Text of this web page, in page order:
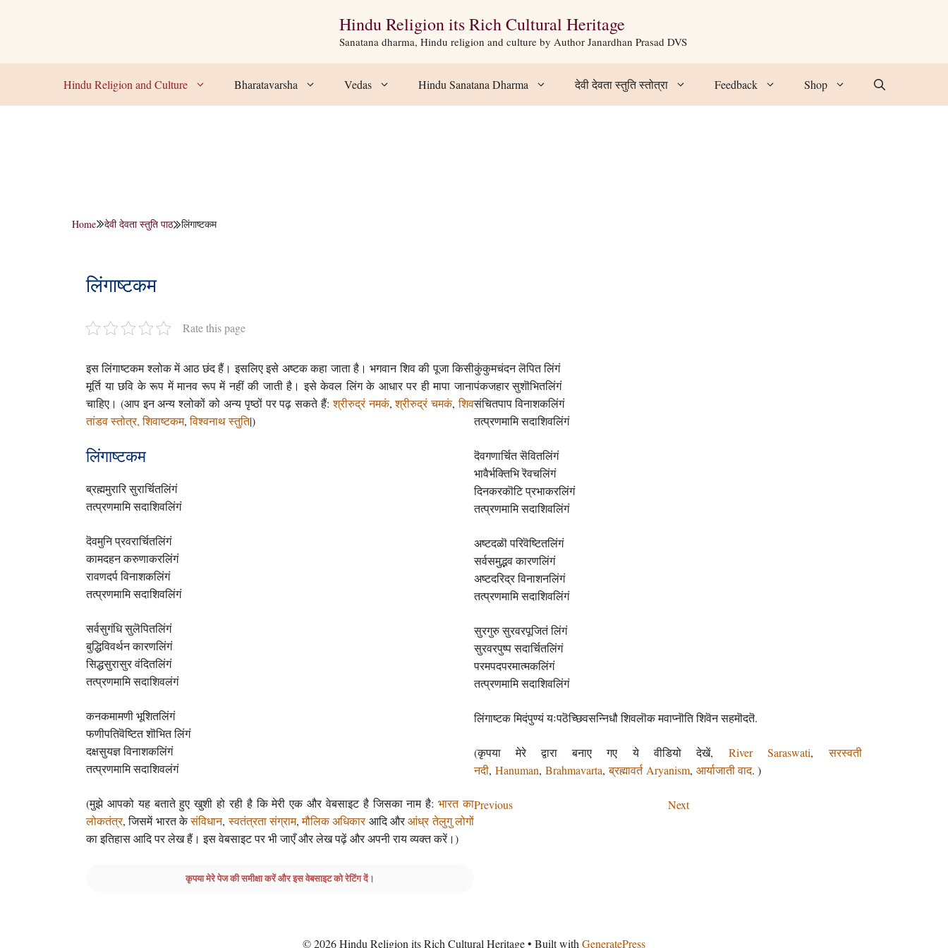
Hindu Religion its Rich Cultural Heritage
Sanatana dharma, Hindu religion and culture by Author Janardhan Prasad DVS
Hindu Religion and Culture Bharatavarsha Vedas Hindu Sanatana Dharma देवी देवता स्तुति स्तोत्रा Feedback Shop
Home देवी देवता स्तुति पाठ लिंगाष्टकम
लिंगाष्टकम
Rate this page
इस लिंगाष्टकम श्लोक में आठ छंद हैं। इसलिए इसे अष्टक कहा जाता है। भगवान शिव की पूजा किसी
मूर्ति या छवि के रूप में मानव रूप में नहीं की जाती है। इसे केवल लिंग के आधार पर ही मापा जाना
चाहिए। (आप इन अन्य श्लोकों को अन्य पृष्ठों पर पढ़ सकते हैं:श्रीरुद्रं नमकं,श्रीरुद्रं चमकं,शिव
तांडव स्तोत्र, शिवाष्टकम,विश्वनाथ स्तुति|)
लिंगाष्टकम
ब्रह्ममुरारि सुरार्चितलिंगं
तत्प्रणमामि सदाशिवलिंगं
दॆवमुनि प्रवरार्चितलिंगं
कामदहन करुणाकरलिंगं
रावणदर्प विनाशकलिंगं
तत्प्रणमामि सदाशिवलिंगं
सर्वसुगंधि सुलॆपितलिंगं
बुद्धिविवर्थन कारणलिंगं
सिद्धसुरासुर वंदितलिंगं
तत्प्रणमामि सदाशिवलंगं
कनकमामणी भूशितलिंगं
फणीपतिवॆष्टित शॊभित लिंगं
दक्षसुयज्ञ विनाशकलिंगं
तत्प्रणमामि सदाशिवलंगं
(मुझे आपको यह बताते हुए खुशी हो रही है कि मेरी एक और वेबसाइट है जिसका नाम है:भारत का
लोकतंत्र, जिसमें भारत केसंविधान,स्वतंत्रता संग्राम,मौलिक अधिकारआदि औरआंध्र तेलुगु लोगों
का इतिहास आदि पर लेख हैं। इस वेबसाइट पर भी जाएँ और लेख पढ़ें और अपनी राय व्यक्त करें।)
कृपया मेरे पेज की समीक्षा करें और इस वेबसाइट को रेटिंग दें।
कुंकुमचंदन लॆपित लिंगं
पंकजहार सुशॊभितलिंगं
संचितपाप विनाशकलिंगं
तत्प्रणमामि सदाशिवलिंगं
दॆवगणार्चित सॆवितलिंगं
भावैर्भक्तिभि रॆवचलिंगं
दिनकरकॊटि प्रभाकरलिंगं
तत्प्रणमामि सदाशिवलिंगं
अष्टदळॊ परिवॆष्टितलिंगं
सर्वसमुद्भव कारणलिंगं
अष्टदरिद्र विनाशनलिंगं
तत्प्रणमामि सदाशिवलिंगं
सुरगुरु सुरवरपूजितं लिंगं
सुरवरपुष्प सदार्चितलिंगं
परमपदपरमात्मकलिंगं
तत्प्रणमामि सदाशिवलिंगं
लिंगाष्टक मिदंपुण्यं यःपठॆच्छिवसन्निधौ शिवलॊक मवाप्नॊति शिवॆन सहमॊदतॆ.
(कृपया मेरे द्वारा बनाए गए ये वीडियो देखें, River Saraswati,सरस्वती
नदी, Hanuman, Brahmavarta,ब्रह्मावर्त Aryanism, आर्याजाती वाद. )
Previous Next
© 2026 Hindu Religion its Rich Cultural Heritage• Built with GeneratePress